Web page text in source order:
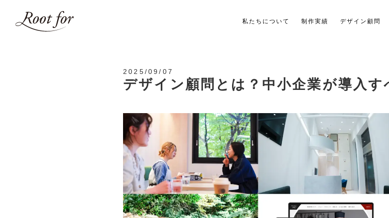
私たちについて 制作実績 デザイン顧問
2025/09/07
デザイン顧問とは？中小企業が導入